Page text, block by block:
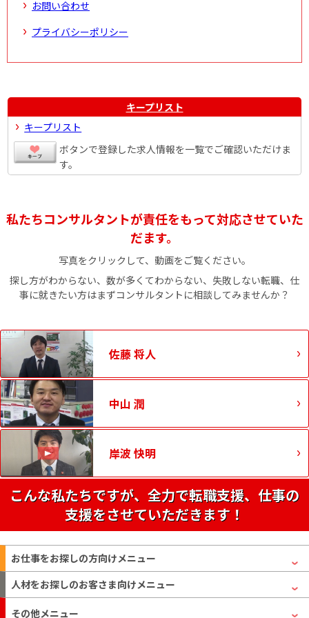
お問い合わせ
プライバシーポリシー
キープリスト
キープリスト
ボタンで登録した求人情報を一覧でご確認いただけま
す。
私たちコンサルタントが責任をもって対応させていた
だます。
写真をクリックして、動画をご覧ください。
探し方がわからない、数が多くてわからない、失敗しない転職、仕
事に就きたい方はまずコンサルタントに相談してみませんか？
佐藤 将人
中山 潤
岸波 快明
こんな私たちですが、全力で転職支援、仕事の
支援をさせていただきます！
お仕事をお探しの方向けメニュー
人材をお探しのお客さま向けメニュー
その他メニュー